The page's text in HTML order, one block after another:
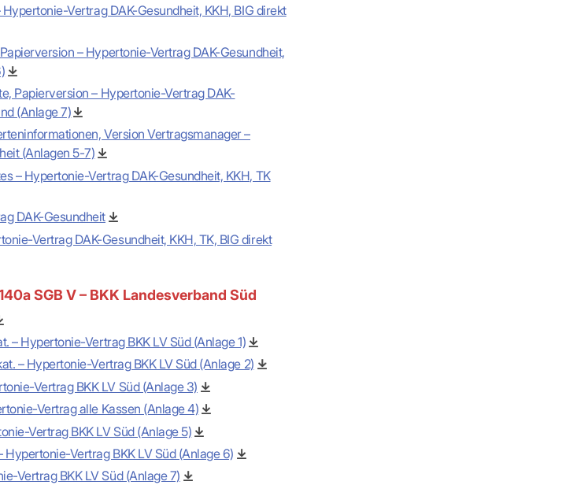
Vertrag DAK-Gesundheit, KKH, BIG direkt
– Hypertonie-Vertrag DAK-Gesundheit,
Papierversion – Hypertonie-Vertrag DAK-
(Anlage 7)
Version Vertragsmanager –
(Anlagen 5-7)
– Hypertonie-Vertrag DAK-Gesundheit, KKH, TK
DAK-Gesundheit
Vertrag DAK-Gesundheit, KKH, TK, BIG direkt
SGB V – BKK Landesverband Süd
– Hypertonie-Vertrag BKK LV Süd (Anlage 1)
– Hypertonie-Vertrag BKK LV Süd (Anlage 2)
Vertrag BKK LV Süd (Anlage 3)
Vertrag alle Kassen (Anlage 4)
Vertrag BKK LV Süd (Anlage 5)
Vertrag BKK LV Süd (Anlage 6)
Vertrag BKK LV Süd (Anlage 7)